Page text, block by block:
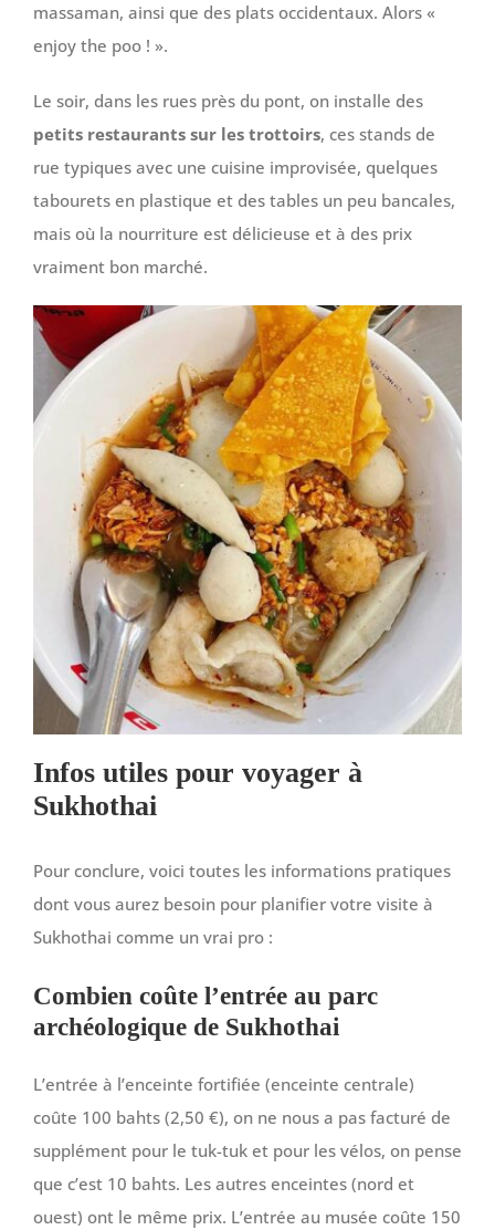
massaman, ainsi que des plats occidentaux. Alors «
enjoy the poo ! ».
Le soir, dans les rues près du pont, on installe des
petits restaurants sur les trottoirs, ces stands de
rue typiques avec une cuisine improvisée, quelques
tabourets en plastique et des tables un peu bancales,
mais où la nourriture est délicieuse et à des prix
vraiment bon marché.
Infos utiles pour voyager à
Sukhothai
Pour conclure, voici toutes les informations pratiques
dont vous aurez besoin pour planifier votre visite à
Sukhothai comme un vrai pro :
Combien coûte l’entrée au parc
archéologique de Sukhothai
L’entrée à l’enceinte fortifiée (enceinte centrale)
coûte 100 bahts (2,50 €), on ne nous a pas facturé de
supplément pour le tuk-tuk et pour les vélos, on pense
que c’est 10 bahts. Les autres enceintes (nord et
ouest) ont le même prix. L’entrée au musée coûte 150